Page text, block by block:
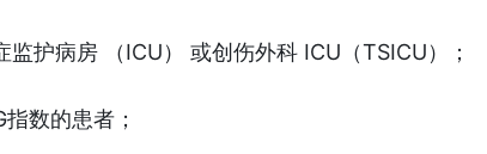
监护病房 （ICU） 或创伤外科 ICU（TSICU）；
数的患者；